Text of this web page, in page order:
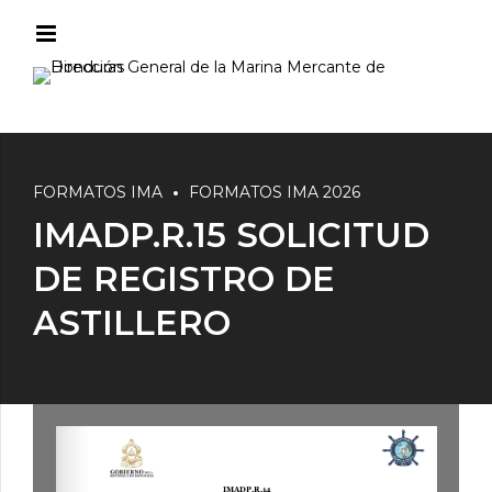
FORMATOS IMA FORMATOS IMA 2026
IMADP.R.15 SOLICITUD
DE REGISTRO DE
ASTILLERO